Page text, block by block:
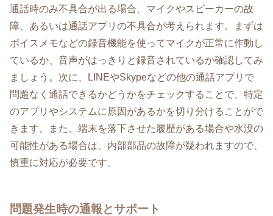
通話時のみ不具合が出る場合、マイクやスピーカーの故
障、あるいは通話アプリの不具合が考えられます。まずは
ボイスメモなどの録音機能を使ってマイクが正常に作動し
ているか、音声がはっきりと録音されているか確認してみ
ましょう。次に、LINEやSkypeなどの他の通話アプリで
問題なく通話できるかどうかをチェックすることで、特定
のアプリやシステムに原因があるかを切り分けることがで
きます。また、端末を落下させた履歴がある場合や水没の
可能性がある場合は、内部部品の故障が疑われますので、
慎重に対応が必要です。
問題発生時の通報とサポート